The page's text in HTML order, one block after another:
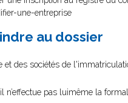
une-entreprise
au dossier
des sociétés de
n’effectue pas luimême la